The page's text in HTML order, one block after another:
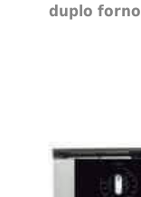
duplo forno